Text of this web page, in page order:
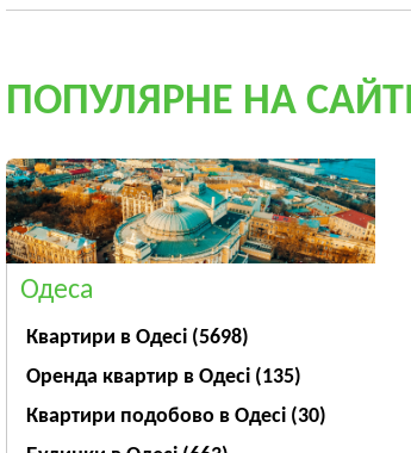
ПОПУЛЯРНЕ НА
Одеса
Квартири в Одесі (5698)
Оренда квартир в Одесі (135)
Квартири подобово в Одесі (30)